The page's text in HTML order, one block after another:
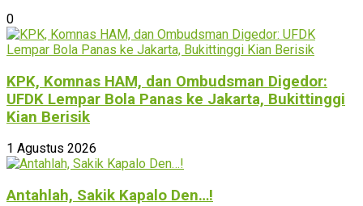
0
KPK, Komnas HAM, dan Ombudsman Digedor:
UFDK Lempar Bola Panas ke Jakarta, Bukittinggi
Kian Berisik
1 Agustus 2026
Antahlah, Sakik Kapalo Den…!